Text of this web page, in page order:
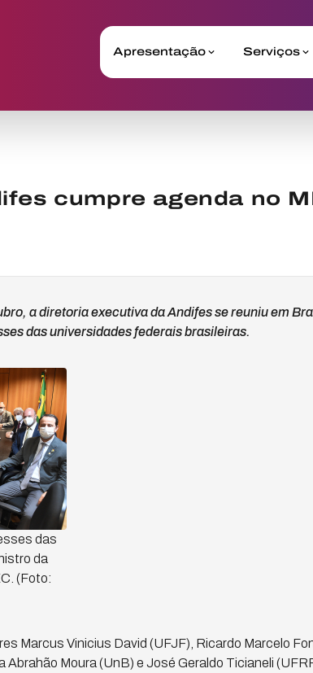
Apresentação Serviços
cumpre agenda no
a diretoria executiva da Andifes se reuniu em
das universidades federais brasileiras.
das
da
(Foto:
Marcus Vinicius David (UFJF), Ricardo Marcelo
Abrahão Moura (UnB) e José Geraldo Ticianeli